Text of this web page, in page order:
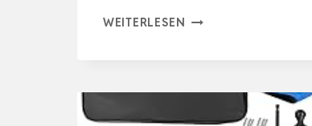
WEITERLESEN 7
SET
MIT